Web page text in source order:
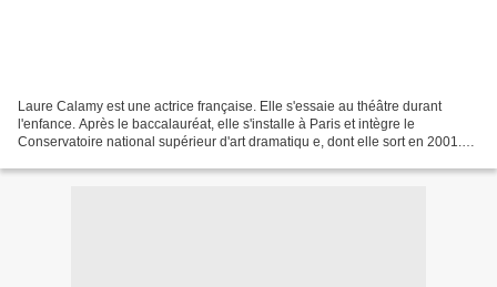
Laure Calamy est une actrice française. Elle s'essaie au théâtre durant
l'enfance. Après le baccalauréat, elle s'installe à Paris et intègre le
Conservatoire national supérieur d'art dramatiqu e, dont elle sort en 2001.